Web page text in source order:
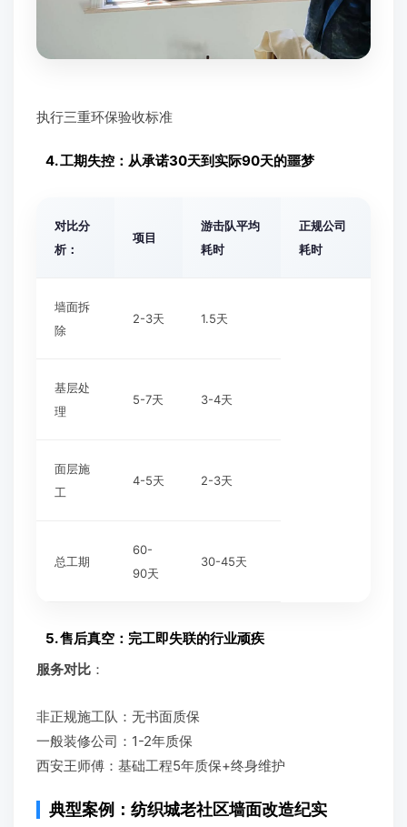
执行三重环保验收标准
4. 工期失控：从承诺30天到实际90天的噩梦
对比分
析 ：
项目
游击队平均
耗时
正规公司
耗时
墙面拆
除
2-3天 1.5天
基层处
理
5-7天 3-4天
面层施
工
4-5天 2-3天
总工期
60-
90天
30-45天
5. 售后真空：完工即失联的行业顽疾
服务对比 ：
非正规施工队：无书面质保
一般装修公司：1-2年质保
西安王师傅：基础工程5年质保+终身维护
典型案例：纺织城老社区墙面改造纪实